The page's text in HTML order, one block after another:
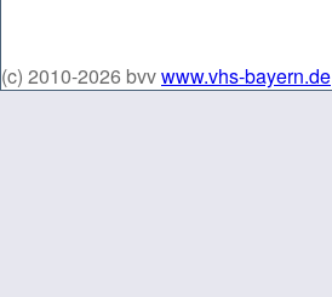
(c) 2010-2026 bvvwww.vhs-bayern.de